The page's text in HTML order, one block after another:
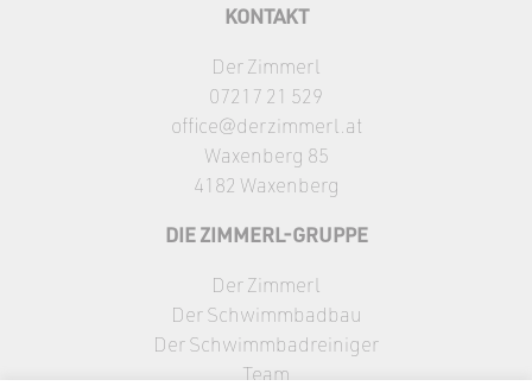
KONTAKT
Der Zimmerl
07217 21 529
office@derzimmerl.at
Waxenberg 85
4182 Waxenberg
DIE ZIMMERL-GRUPPE
Der Zimmerl
Der Schwimmbadbau
Der Schwimmbadreiniger
Team